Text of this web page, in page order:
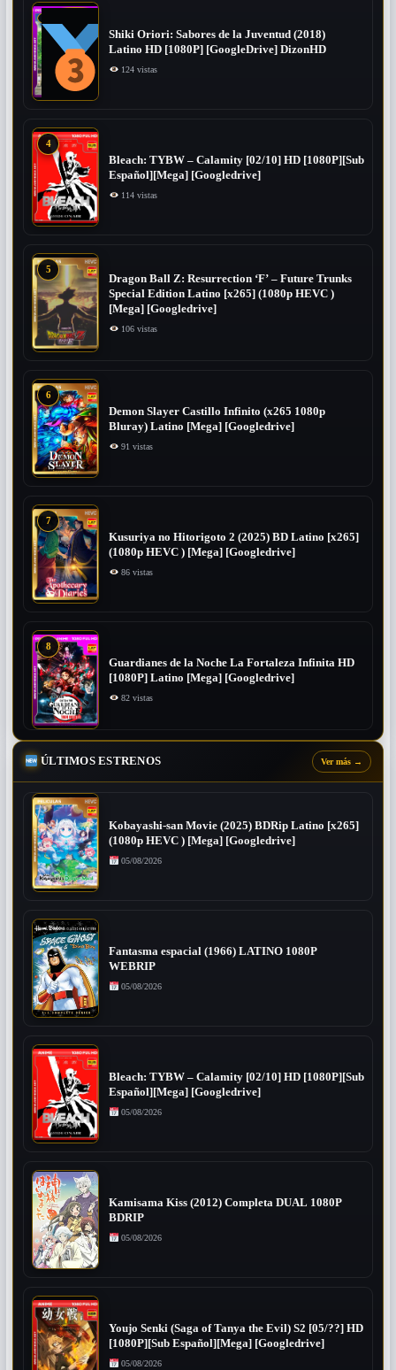
Shiki Oriori: Sabores de la Juventud (2018)
Latino HD [1080P] [GoogleDrive] DizonHD
124 vistas
4
Bleach: TYBW – Calamity [02/10] HD [1080P][Sub
Español][Mega] [Googledrive]
114 vistas
5
Dragon Ball Z: Resurrection ‘F’ – Future Trunks
Special Edition Latino [x265] (1080p HEVC )
[Mega] [Googledrive]
106 vistas
6
Demon Slayer Castillo Infinito (x265 1080p
Bluray) Latino [Mega] [Googledrive]
91 vistas
7
Kusuriya no Hitorigoto 2 (2025) BD Latino [x265]
(1080p HEVC ) [Mega] [Googledrive]
86 vistas
8
Guardianes de la Noche La Fortaleza Infinita HD
[1080P] Latino [Mega] [Googledrive]
82 vistas
ÚLTIMOS ESTRENOS Ver más →
Kobayashi-san Movie (2025) BDRip Latino [x265]
(1080p HEVC ) [Mega] [Googledrive]
05/08/2026
Fantasma espacial (1966) LATINO 1080P
WEBRIP
05/08/2026
Bleach: TYBW – Calamity [02/10] HD [1080P][Sub
Español][Mega] [Googledrive]
05/08/2026
Kamisama Kiss (2012) Completa DUAL 1080P
BDRIP
05/08/2026
Youjo Senki (Saga of Tanya the Evil) S2 [05/??] HD
[1080P][Sub Español][Mega] [Googledrive]
05/08/2026